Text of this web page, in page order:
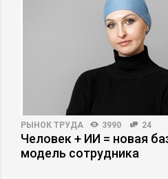
РЫНОК ТРУДА 3990 24
Человек + ИИ = новая
модель сотрудника